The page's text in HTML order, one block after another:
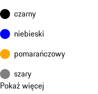
czarny
niebieski
pomarańczowy
szary
Pokaż więcej